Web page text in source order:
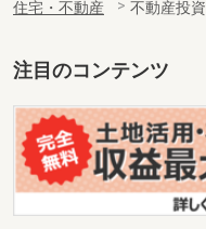
住宅・不動産 不動産投資
注目のコンテンツ